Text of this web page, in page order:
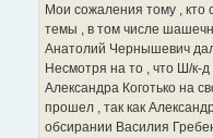
Мои сожаления тому , кто
темы , в том числе
Анатолий Чернышевич дал
Несмотря на то , что Ш/к-
Александра Коготько на
прошел , так как
обсирании Василия